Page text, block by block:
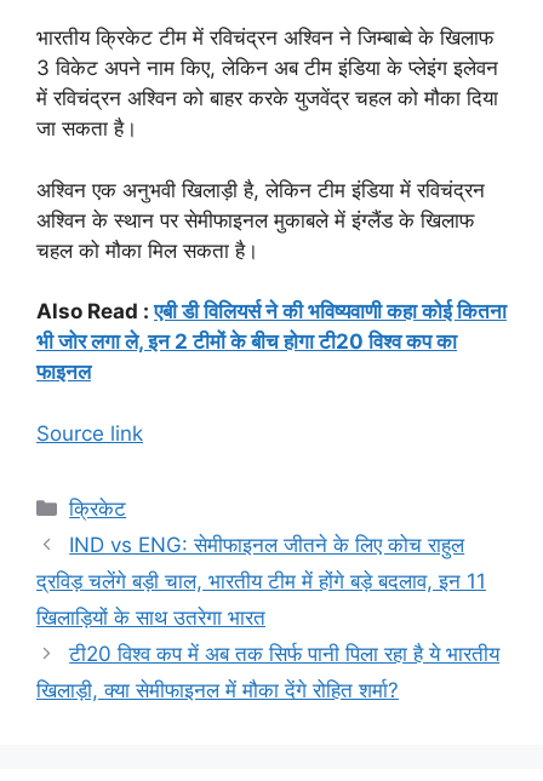
भारतीय क्रिकेट टीम में रविचंद्रन अश्विन ने जिम्बाब्वे के खिलाफ
3 विकेट अपने नाम किए, लेकिन अब टीम इंडिया के प्लेइंग इलेवन
में रविचंद्रन अश्विन को बाहर करके युजवेंद्र चहल को मौका दिया
जा सकता है।
अश्विन एक अनुभवी खिलाड़ी है, लेकिन टीम इंडिया में रविचंद्रन
अश्विन के स्थान पर सेमीफाइनल मुकाबले में इंग्लैंड के खिलाफ
चहल को मौका मिल सकता है।
Also Read :एबी डी विलियर्स ने की भविष्यवाणी कहा कोई कितना
भी जोर लगा ले, इन 2 टीमों के बीच होगा टी20 विश्व कप का
फाइनल
Source link
Categories
क्रिकेट
IND vs ENG: सेमीफाइनल जीतने के लिए कोच राहुल
द्रविड़ चलेंगे बड़ी चाल, भारतीय टीम में होंगे बड़े बदलाव, इन 11
खिलाड़ियों के साथ उतरेगा भारत
टी20 विश्व कप में अब तक सिर्फ पानी पिला रहा है ये भारतीय
खिलाड़ी, क्या सेमीफाइनल में मौका देंगे रोहित शर्मा?